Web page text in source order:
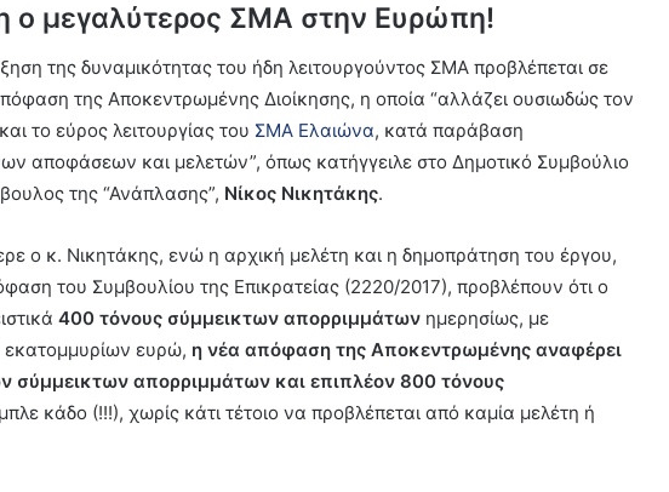
ο μεγαλύτερος ΣΜΑ στην Ευρώπη!
της δυναμικότητας του ήδη λειτουργούντος ΣΜΑ προβλέπεται σε
της Αποκεντρωμένης Διοίκησης, η οποία “αλλάζει ουσιωδώς τον
το εύρος λειτουργίας του ΣΜΑ Ελαιώνα, κατά παράβαση
αποφάσεων και μελετών”, όπως κατήγγειλε στο Δημοτικό Συμβούλιο
της “Ανάπλασης”, Νίκος Νικητάκης.
ο κ. Νικητάκης, ενώ η αρχική μελέτη και η δημοπράτηση του έργου,
του Συμβουλίου της Επικρατείας (2220/2017), προβλέπουν ότι ο
400 τόνους σύμμεικτων απορριμμάτων ημερησίως, με
εκατομμυρίων ευρώ, η νέα απόφαση της Αποκεντρωμένης αναφέρει
σύμμεικτων απορριμμάτων και επιπλέον 800 τόνους
κάδο (!!!), χωρίς κάτι τέτοιο να προβλέπεται από καμία μελέτη ή